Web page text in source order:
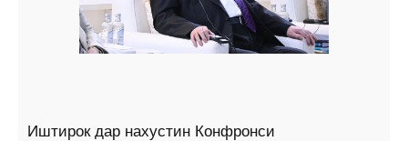
Иштирок дар нахустин Конфронси